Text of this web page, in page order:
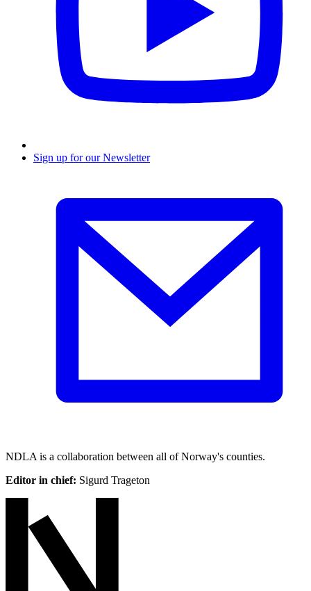
Sign up for our Newsletter
NDLA is a collaboration between all of Norway's counties.
Editor in chief: Sigurd Trageton